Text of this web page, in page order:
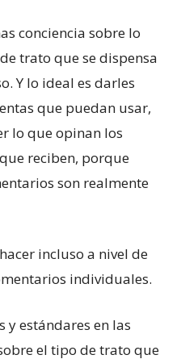
conciencia sobre lo
trato que se dispensa
Y lo ideal es darles
que puedan usar,
lo que opinan los
reciben, porque
son realmente
incluso a nivel de
individuales.
y estándares en las
el tipo de trato que